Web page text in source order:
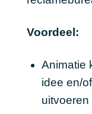
Voordeel:
Animatie
idee en/
uitvoeren